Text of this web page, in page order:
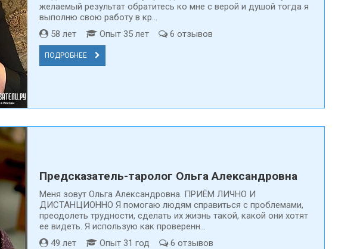
желаемый результат обратитесь ко мне с верой и душой тогда я
выполню свою работу в кр...
58 лет
Опыт 35 лет 6 отзывов
ПОДРОБНЕЕ
Предсказатель-таролог Ольга Александровна
Меня зовут Ольга Александровна. ПРИЁМ ЛИЧНО И
ДИСТАНЦИОННО Я помогаю людям справиться с проблемами,
преодолеть трудности, сделать их жизнь такой, какой они хотят
ее видеть. Я использую как проверенн...
49 лет
Опыт 31 год 6 отзывов
проверенные специалисты